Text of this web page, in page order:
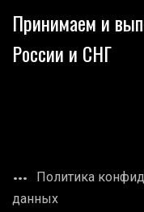
Принимаем и
России и СНГ
Политика
данных